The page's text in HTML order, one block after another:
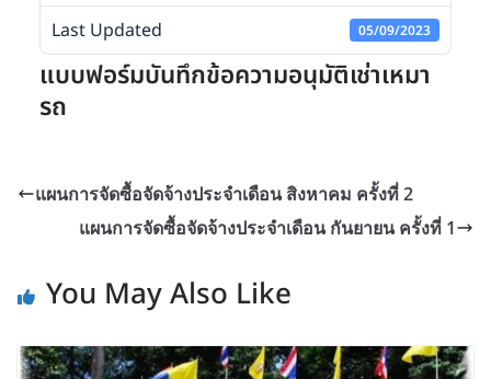
Last Updated 05/09/2023
แบบฟอร์มบันทึกข้อความอนุมัติเช่าเหมา
รถ
แผนการจัดซื้อจัดจ้างประจำเดือน สิงหาคม ครั้งที่ 2
แผนการจัดซื้อจัดจ้างประจำเดือน กันยายน ครั้งที่ 1
You May Also Like